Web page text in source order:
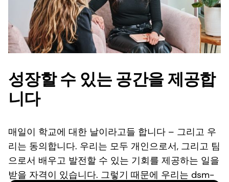
성장할 수 있는 공간을 제공합
니다
매일이 학교에 대한 날이라고들 합니다 – 그리고 우
리는 동의합니다. 우리는 모두 개인으로서, 그리고 팀
으로서 배우고 발전할 수 있는 기회를 제공하는 일을
받을 자격이 있습니다. 그렇기 때문에 우리는 dsm-